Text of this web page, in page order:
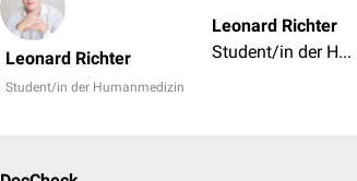
Leonard Richter
Student/in der Humanmedizin
Leonard Richter
Student/in der Humanmedizin